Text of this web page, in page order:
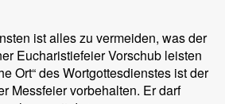
ist alles zu vermeiden, was der
Eucharistiefeier Vorschub leisten
Ort“ des Wortgottesdienstes ist der
Messfeier vorbehalten. Er darf